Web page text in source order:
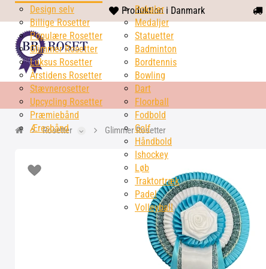
heart
solid
Produktion i Danmark
Design selv
Billige Rosetter
Populære Rosetter
Glimmer Rosetter
Luksus Rosetter
Årstidens Rosetter
Stævnerosetter
Upcycling Rosetter
Præmiebånd
Æresbånd
Pokaler
Medaljer
Statuetter
Badminton
Bordtennis
Bowling
Dart
Floorball
Fodbold
Golf
Håndbold
Ishockey
Løb
Traktortræk
Padel
Volleyball
Rosetter Glimmer Rosetter